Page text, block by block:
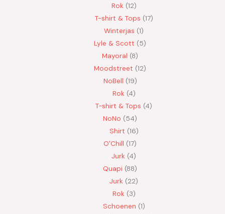
Rok 12
T-shirt & Tops 17
Winterjas 1
Lyle & Scott
5
Mayoral 8
Moodstreet 12
NoBell 19
Rok 4
T-shirt & Tops 4
NoNo
54
Shirt 16
O'Chill 17
Jurk 4
Quapi 88
Jurk
22
Rok 3
Schoenen 1